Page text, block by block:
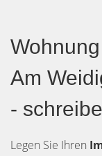
Am
-
Legen Sie Ihren